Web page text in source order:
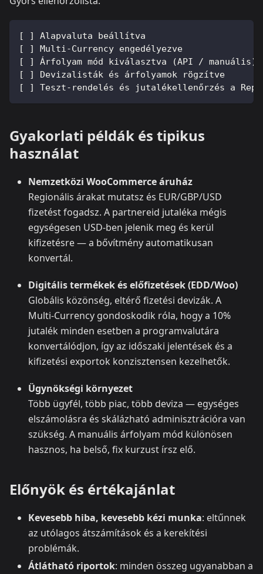
[ ] Alapvaluta beállítva
[ ] Multi-Currency engedélyezve
[ ] Árfolyam mód kiválasztva (API / manuális)
[ ] Devizalisták és árfolyamok rögzítve
[ ] Teszt-rendelés és jutalékellenőrzés a
Gyakorlati példák és tipikus
használat
Nemzetközi WooCommerce áruház
Regionális árakat mutatsz és EUR/GBP/USD
fizetést fogadsz. A partnereid jutaléka mégis
egységesen USD‑ben jelenik meg és kerül
kifizetésre — a bővítmény automatikusan
konvertál.
Digitális termékek és előfizetések (EDD/Woo)
Globális közönség, eltérő fizetési devizák. A
Multi‑Currency gondoskodik róla, hogy a 10%
jutalék minden esetben a programvalutára
konvertálódjon, így az időszaki jelentések és a
kifizetési exportok konzisztensen kezelhetők.
Ügynökségi környezet
Több ügyfél, több piac, több deviza — egységes
elszámolásra és skálázható adminisztrációra van
szükség. A manuális árfolyam mód különösen
hasznos, ha belső, fix kurzust írsz elő.
Előnyök és értékajánlat
Kevesebb hiba, kevesebb kézi munka: eltűnnek
az utólagos átszámítások és a kerekítési
problémák.
Átlátható riportok: minden összeg ugyanabban a